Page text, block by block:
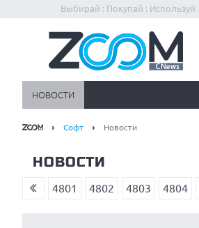
Выбирай : Покупай : Используй
НОВОСТИ
Софт Новости
НОВОСТИ
4801 4802 4803 4804